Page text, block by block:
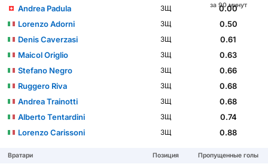
за 90 минут
Andrea Padula ЗЩ
0.00
Lorenzo Adorni
ЗЩ
0.50
Denis Caverzasi
ЗЩ
0.61
Maicol Origlio
ЗЩ
0.63
Stefano Negro
ЗЩ
0.66
Ruggero Riva
ЗЩ
0.68
Andrea Trainotti
ЗЩ
0.68
Alberto Tentardini
ЗЩ
0.74
Lorenzo Carissoni
ЗЩ 0.88
Вратари Позиция
Пропущенные голы